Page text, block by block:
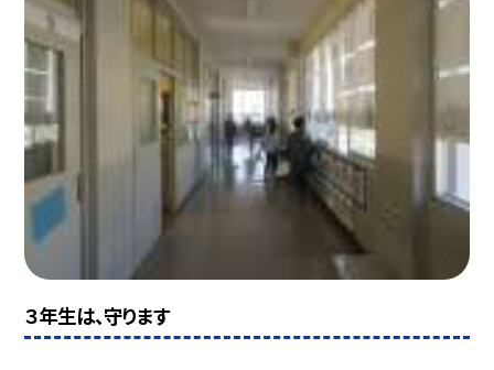
３年生は、守ります